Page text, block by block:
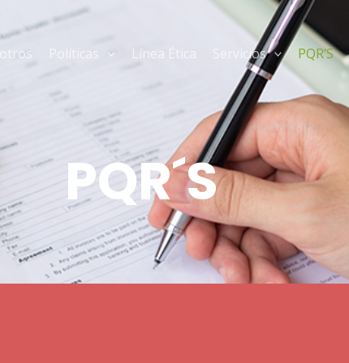
Políticas Línea Ética Servicios PQR’S
PQR´S